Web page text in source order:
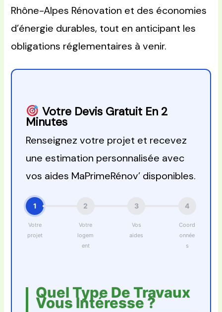
Rhône-Alpes Rénovation et des économies
d’énergie durables, tout en anticipant les
obligations réglementaires à venir.
Votre Devis Gratuit En 2
Minutes
Renseignez votre projet et recevez
une estimation personnalisée avec
vos aides MaPrimeRénov’ disponibles.
1 2 3 4
Votre
projet
Votre
logem
ent
Vos
aides
Coord
onnée
s
Quel Type De Travaux
Vous Intéresse ?